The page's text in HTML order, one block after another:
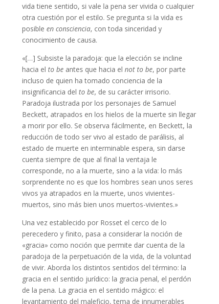
vida tiene sentido, si vale la pena ser vivida o cualquier
otra cuestión por el estilo. Se pregunta si la vida es
posible en consciencia, con toda sinceridad y
conocimiento de causa.
«[…] Subsiste la paradoja: que la elección se incline
hacia el to be antes que hacia el not to be, por parte
incluso de quien ha tomado conciencia de la
insignificancia del to be, de su carácter irrisorio.
Paradoja ilustrada por los personajes de Samuel
Beckett, atrapados en los hielos de la muerte sin llegar
a morir por ello. Se observa fácilmente, en Beckett, la
reducción de todo ser vivo al estado de parálisis, al
estado de muerte en interminable espera, sin darse
cuenta siempre de que al final la ventaja le
corresponde, no a la muerte, sino a la vida: lo más
sorprendente no es que los hombres sean unos seres
vivos ya atrapados en la muerte, unos vivientes-
muertos, sino más bien unos muertos-vivientes.»
Una vez establecido por Rosset el cerco de lo
perecedero y finito, pasa a considerar la noción de
«gracia» como noción que permite dar cuenta de la
paradoja de la perpetuación de la vida, de la voluntad
de vivir. Aborda los distintos sentidos del término: la
gracia en el sentido jurídico: la gracia penal, el perdón
de la pena. La gracia en el sentido mágico: el
levantamiento del maleficio, tema de innumerables